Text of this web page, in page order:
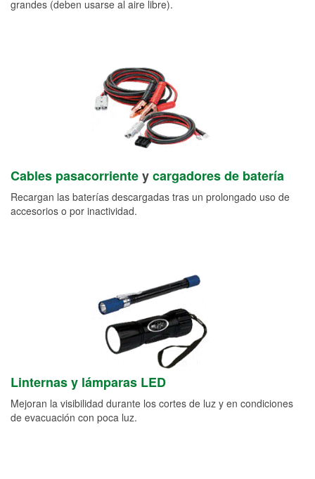
grandes (deben usarse al aire libre).
Cables pasacorrienteycargadores de batería
Recargan las baterías descargadas tras un prolongado uso de
accesorios o por inactividad.
Linternas y lámparas LED
Mejoran la visibilidad durante los cortes de luz y en condiciones
de evacuación con poca luz.